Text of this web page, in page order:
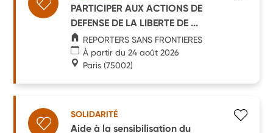
PARTICIPER AUX ACTIONS DE
DEFENSE DE LA LIBERTE DE ...
REPORTERS SANS FRONTIERES
À partir du 24 août 2026
Paris (75002)
SOLIDARITÉ
Aide à la sensibilisation du